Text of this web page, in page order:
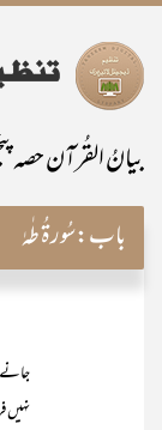
بیانُ القُرآن حصہ
باب:سُورۃُ طٰہٰ
نہیں